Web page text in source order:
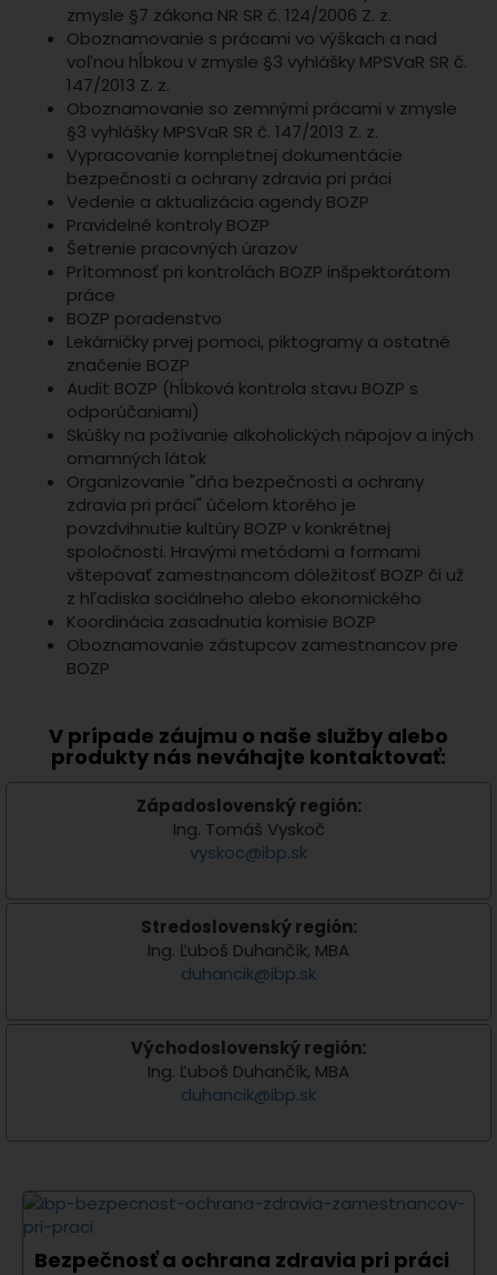
zmysle §7 zákona NR SR č. 124/2006 Z. z.
Oboznamovanie s prácami vo výškach a nad
voľnou hĺbkou v zmysle §3 vyhlášky MPSVaR SR č.
147/2013 Z. z.
Oboznamovanie so zemnými prácami v zmysle
§3 vyhlášky MPSVaR SR č. 147/2013 Z. z.
Vypracovanie kompletnej dokumentácie
bezpečnosti a ochrany zdravia pri práci
Vedenie a aktualizácia agendy BOZP
Pravidelné kontroly BOZP
Šetrenie pracovných úrazov
Prítomnosť pri kontrolách BOZP inšpektorátom
práce
BOZP poradenstvo
Lekárničky prvej pomoci, piktogramy a ostatné
značenie BOZP
Audit BOZP (hĺbková kontrola stavu BOZP s
odporúčaniami)
Skúšky na požívanie alkoholických nápojov a iných
omamných látok
Organizovanie "dňa bezpečnosti a ochrany
zdravia pri práci" účelom ktorého je
povzdvihnutie kultúry BOZP v konkrétnej
spoločnosti. Hravými metódami a formami
vštepovať zamestnancom dôležitosť BOZP či už
z hľadiska sociálneho alebo ekonomického
Koordinácia zasadnutia komisie BOZP
Oboznamovanie zástupcov zamestnancov pre
BOZP
V prípade záujmu o naše služby alebo
produkty nás neváhajte kontaktovať:
Západoslovenský región:
Ing. Tomáš Vyskoč
vyskoc@ibp.sk
Stredoslovenský región:
Ing. Ľuboš Duhančík, MBA
duhancik@ibp.sk
Východoslovenský región:
Ing. Ľuboš Duhančík, MBA
duhancik@ibp.sk
Bezpečnosť a ochrana zdravia pri práci